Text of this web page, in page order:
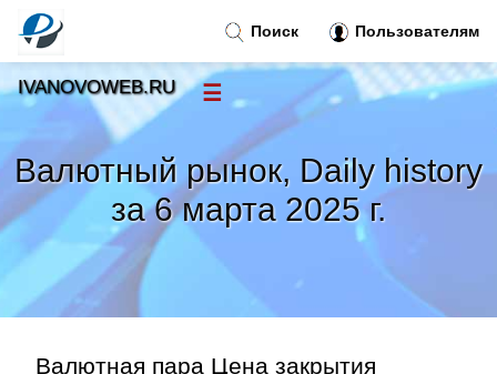
Валютный рынок, Daily history
за 6 марта 2025 г.
Валютная пара Цена закрытия
Поиск Пользователям
IVANOVOWEB.RU ☰
Новости
Тренды новостей »
Рубрики»
Правила»